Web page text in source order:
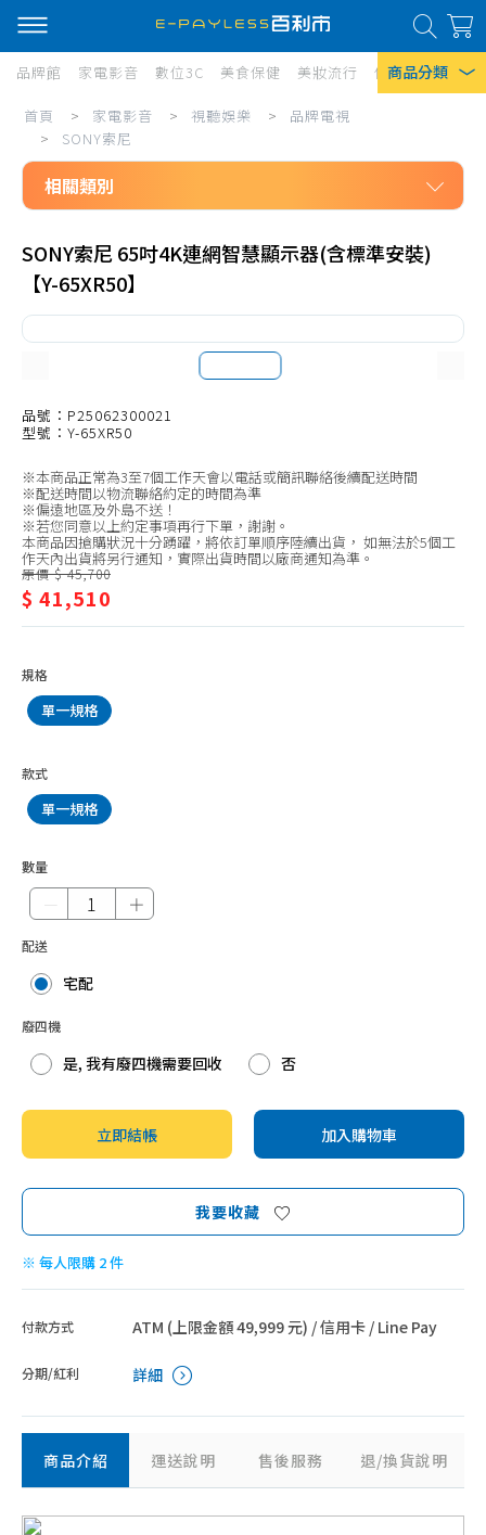
商品分類
熱門搜尋
風扇
口罩
除濕機
衛生紙
品牌館 家電影音 數位3C 美食保健 美妝流行 傢俱寢具 居
家
影
音/
視
娛
牌
電
視/SONY
索
尼
首頁 > 家電影音 > 視聽娛樂 >
品牌電視
>
SONY索尼
相關類別
視聽娛樂
AOC
CHIMEI奇美
SONY索尼
SHARP夏普
SAMPO聲寶
SANSUNG三星
TCL
LG樂金
Panasonic國際牌
其他品牌
SONY索尼 65吋4K連網智慧顯示器(含標準安裝)
【Y-65XR50】
品號：P25062300021
型號：Y-65XR50
※本商品正常為3至7個工作天會以電話或簡訊聯絡後續配送時間
※配送時間以物流聯絡約定的時間為準
※偏遠地區及外島不送！
※若您同意以上約定事項再行下單，謝謝。
本商品因搶購狀況十分踴躍，將依訂單順序陸續出貨， 如無法於5個工
作天內出貨將另行通知，實際出貨時間以廠商通知為準。
原價 $ 45,700
$ 41,510
規格
單一規格
款式
單一規格
數量
＋
配送
宅配
廢四機
是, 我有廢四機需要回收 否
立即結帳 加入購物車
我要收藏
※ 每人限購 2 件
付款方式 ATM (上限金額 49,999 元) / 信用卡 / Line Pay
分期/紅利 詳細
商品介紹 運送說明 售後服務 退/換貨說明